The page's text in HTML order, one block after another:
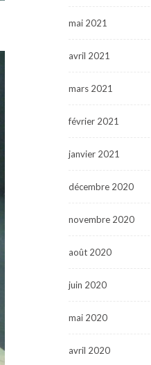
mai 2021
avril 2021
mars 2021
février 2021
janvier 2021
décembre 2020
novembre 2020
août 2020
juin 2020
mai 2020
avril 2020